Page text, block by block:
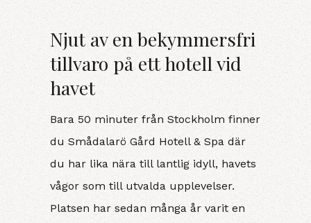
Njut av en bekymmersfri
tillvaro på ett hotell vid
havet
Bara 50 minuter från Stockholm finner
du Smådalarö Gård Hotell & Spa där
du har lika nära till lantlig idyll, havets
vågor som till utvalda upplevelser.
Platsen har sedan många år varit en